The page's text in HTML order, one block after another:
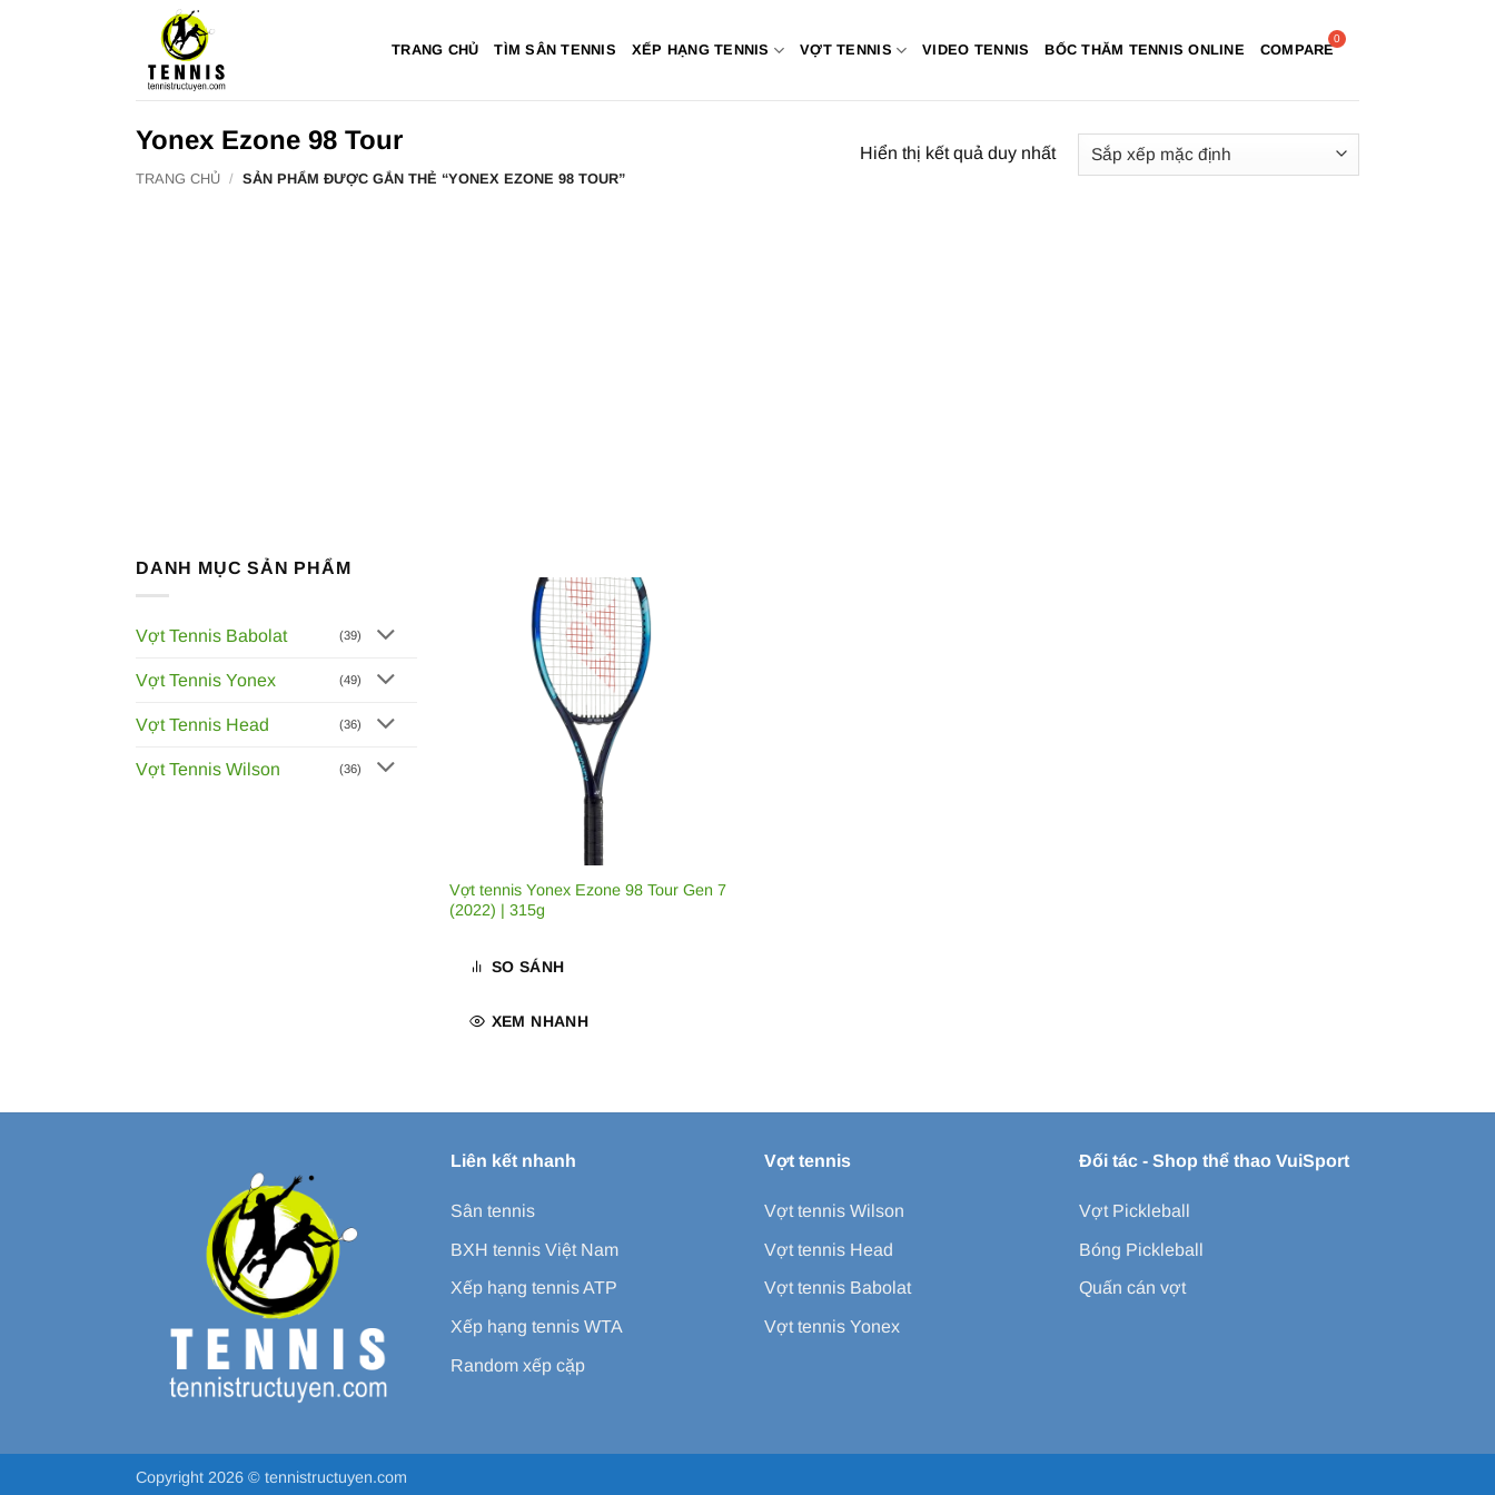
TRANG CHỦ TÌM SÂN TENNIS XẾP HẠNG TENNIS VỢT TENNIS VIDEO TENNIS BỐC THĂM TENNIS ONLINE COMPARE
Yonex Ezone 98 Tour
TRANG CHỦ / SẢN PHẨM ĐƯỢC GẮN THẺ “YONEX EZONE 98 TOUR”
Hiển thị kết quả duy nhất
DANH MỤC SẢN PHẨM
Vợt Tennis Babolat (39)
Vợt Tennis Yonex (49)
Vợt Tennis Head (36)
Vợt Tennis Wilson (36)
Vợt tennis Yonex Ezone 98 Tour Gen 7
(2022) | 315g
SO SÁNH
XEM NHANH
Liên kết nhanh
Sân tennis
BXH tennis Việt Nam
Xếp hạng tennis ATP
Xếp hạng tennis WTA
Random xếp cặp
Vợt tennis
Vợt tennis Wilson
Vợt tennis Head
Vợt tennis Babolat
Vợt tennis Yonex
Đối tác - Shop thể thao VuiSport
Vợt Pickleball
Bóng Pickleball
Quấn cán vợt
Copyright 2026 © tennistructuyen.com